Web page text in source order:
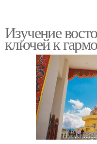
Изучение
ключей к